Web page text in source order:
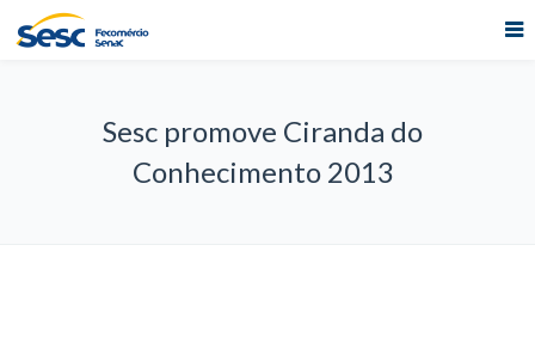
Sesc promove Ciranda do
Conhecimento 2013